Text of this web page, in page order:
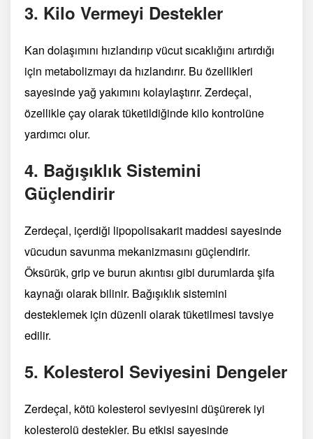
3. Kilo Vermeyi Destekler
Kan dolaşımını hızlandırıp vücut sıcaklığını artırdığı
için metabolizmayı da hızlandırır. Bu özellikleri
sayesinde yağ yakımını kolaylaştırır. Zerdeçal,
özellikle çay olarak tüketildiğinde kilo kontrolüne
yardımcı olur.
4. Bağışıklık Sistemini
Güçlendirir
Zerdeçal, içerdiği lipopolisakarit maddesi sayesinde
vücudun savunma mekanizmasını güçlendirir.
Öksürük, grip ve burun akıntısı gibi durumlarda şifa
kaynağı olarak bilinir. Bağışıklık sistemini
desteklemek için düzenli olarak tüketilmesi tavsiye
edilir.
5. Kolesterol Seviyesini Dengeler
Zerdeçal, kötü kolesterol seviyesini düşürerek iyi
kolesterolü destekler. Bu etkisi sayesinde